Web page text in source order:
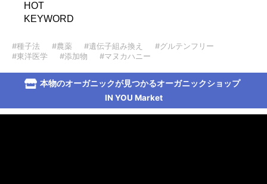
HOT
KEYWORD
#種子法 #農薬 #遺伝子組み換え
#グルテンフリー
#東洋医学
#添加物 #マヌカハニー
本物のオーガニックが見つかるオーガニックショップ
IN YOU Market